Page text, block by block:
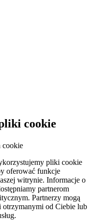
cookie
cookie
pliki cookie
oferować funkcje
witrynie. Informacje o
partnerom
Partnerzy mogą
otrzymanymi od Ciebie lub